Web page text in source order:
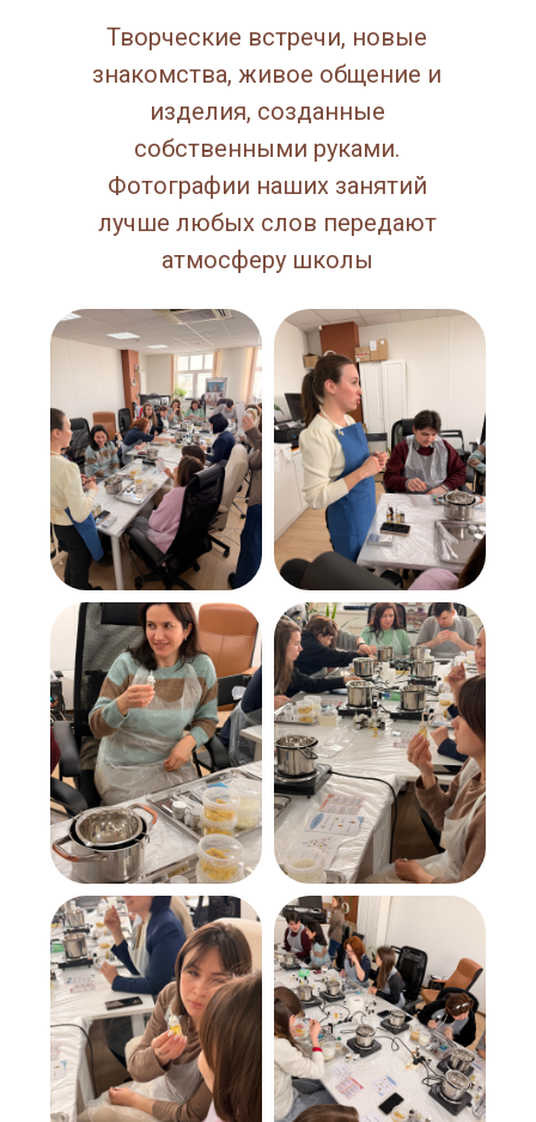
Творческие встречи, новые
знакомства, живое общение и
изделия, созданные
собственными руками.
Фотографии наших занятий
лучше любых слов передают
атмосферу школы